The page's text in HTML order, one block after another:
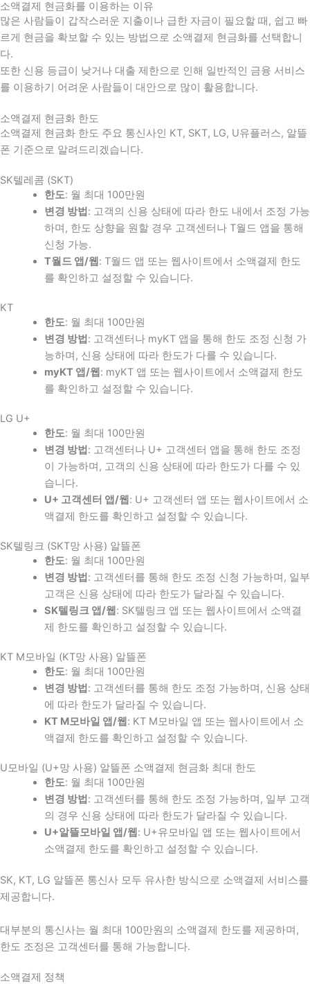
소액결제 현금화를 이용하는 이유
많은 사람들이 갑작스러운 지출이나 급한 자금이 필요할 때 , 쉽고 빠
르게 현금을 확보할 수 있는 방법으로 소액결제 현금화를 선택합니
다.
또한 신용 등급이 낮거나 대출 제한으로 인해 일반적인 금융 서비스
를 이용하기 어려운 사람들이 대안으로 많이 활용합니다.
소액결제 현금화 한도
소액결제 현금화 한도 주요 통신사인 KT, SKT, LG, U유플러스, 알뜰
폰 기준으로 알려드리겠습니다.
SK텔레콤 (SKT)
한도: 월 최대 100만원
변경 방법 : 고객의 신용 상태에 따라 한도 내에서 조정 가능
하며, 한도 상향을 원할 경우 고객센터나 T월드 앱을 통해
신청 가능.
T월드 앱/웹 : T월드 앱 또는 웹사이트에서 소액결제 한도
를 확인하고 설정할 수 있습니다.
KT
한도: 월 최대 100만원
변경 방법 : 고객센터나 myKT 앱을 통해 한도 조정 신청 가
능하며, 신용 상태에 따라 한도가 다를 수 있습니다.
myKT 앱/웹 : myKT 앱 또는 웹사이트에서 소액결제 한도
를 확인하고 설정할 수 있습니다.
LG U+
한도: 월 최대 100만원
변경 방법 : 고객센터나 U+ 고객센터 앱을 통해 한도 조정
이 가능하며, 고객의 신용 상태에 따라 한도가 다를 수 있
습니다.
U+ 고객센터 앱/웹 : U+ 고객센터 앱 또는 웹사이트에서 소
액결제 한도를 확인하고 설정할 수 있습니다.
SK텔링크 (SKT망 사용) 알뜰폰
한도: 월 최대 100만원
변경 방법 : 고객센터를 통해 한도 조정 신청 가능하며, 일부
고객은 신용 상태에 따라 한도가 달라질 수 있습니다.
SK텔링크 앱/웹 : SK텔링크 앱 또는 웹사이트에서 소액결
제 한도를 확인하고 설정할 수 있습니다.
KT M모바일 (KT망 사용) 알뜰폰
한도: 월 최대 100만원
변경 방법 : 고객센터를 통해 한도 조정 가능하며, 신용 상태
에 따라 한도가 달라질 수 있습니다.
KT M모바일 앱/웹 : KT M모바일 앱 또는 웹사이트에서 소
액결제 한도를 확인하고 설정할 수 있습니다.
U모바일 (U+망 사용) 알뜰폰 소액결제 현금화 최대 한도
한도: 월 최대 100만원
변경 방법 : 고객센터를 통해 한도 조정 가능하며, 일부 고객
의 경우 신용 상태에 따라 한도가 달라질 수 있습니다.
U+알뜰모바일 앱/웹 : U+유모바일 앱 또는 웹사이트에서
소액결제 한도를 확인하고 설정할 수 있습니다.
SK, KT, LG 알뜰폰 통신사 모두 유사한 방식으로 소액결제 서비스를
제공합니다.
대부분의 통신사는 월 최대 100만원의 소액결제 한도를 제공하며,
한도 조정은 고객센터를 통해 가능합니다.
소액결제 정책